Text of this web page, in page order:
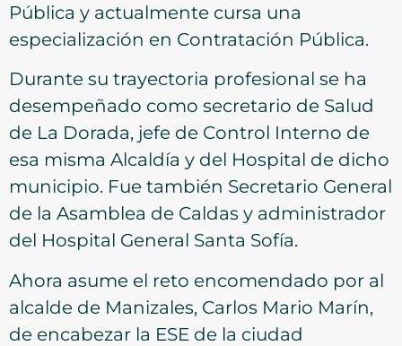
Pública y actualmente cursa una
especialización en Contratación Pública.
Durante su trayectoria profesional se ha
desempeñado como secretario de Salud
de La Dorada, jefe de Control Interno de
esa misma Alcaldía y del Hospital de dicho
municipio. Fue también Secretario General
de la Asamblea de Caldas y administrador
del Hospital General Santa Sofía.
Ahora asume el reto encomendado por al
alcalde de Manizales, Carlos Mario Marín,
de encabezar la ESE de la ciudad